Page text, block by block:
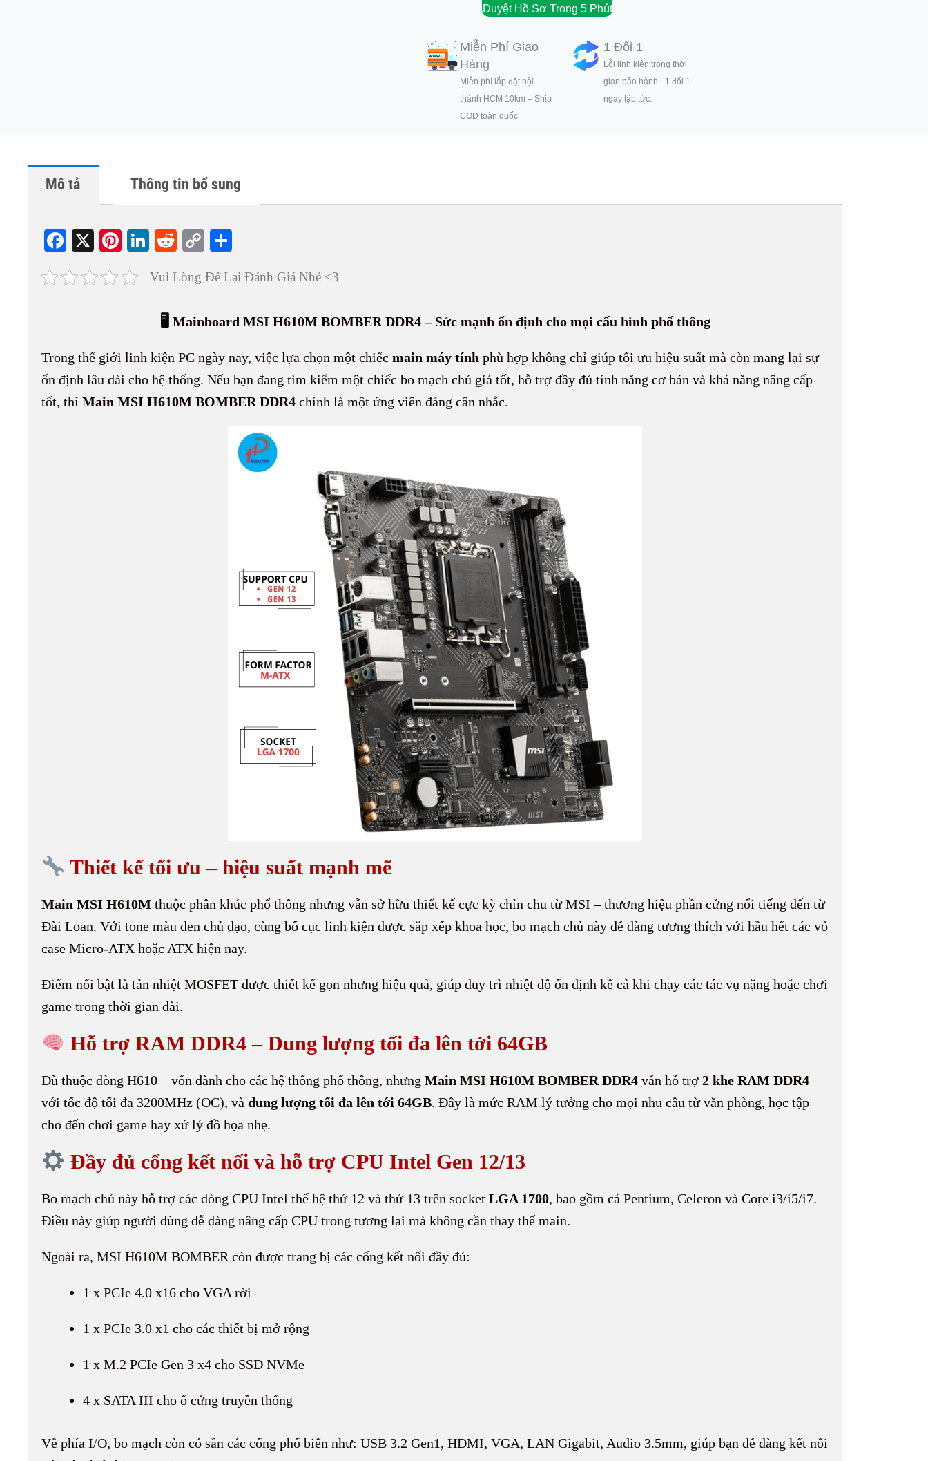
Duyệt Hồ Sơ Trong 5 Phút
Miễn Phí Giao
Hàng
Miễn phí lắp đặt nội
thành HCM 10km – Ship
COD toàn quốc
1 Đổi 1
Lỗi linh kiện trong thời
gian bảo hành - 1 đổi 1
ngay lập tức.
Mô tả Thông tin bổ sung
Fa
ce
bo
X
Pi
nt
er
Li
ed
In
R
di
C
y
nk
re
Vui Lòng Để Lại Đánh Giá Nhé <3
🖥 Mainboard MSI H610M BOMBER DDR4 – Sức mạnh ổn định cho mọi cấu hình phổ thông
Trong thế giới linh kiện PC ngày nay, việc lựa chọn một chiếc main máy tính phù hợp không chỉ giúp tối ưu hiệu suất mà còn mang lại sự
ổn định lâu dài cho hệ thống. Nếu bạn đang tìm kiếm một chiếc bo mạch chủ giá tốt, hỗ trợ đầy đủ tính năng cơ bản và khả năng nâng cấp
tốt, thì Main MSI H610M BOMBER DDR4 chính là một ứng viên đáng cân nhắc.
Thiết kế tối ưu – hiệu suất mạnh mẽ
Main MSI H610M thuộc phân khúc phổ thông nhưng vẫn sở hữu thiết kế cực kỳ chỉn chu từ MSI – thương hiệu phần cứng nổi tiếng đến từ
Đài Loan. Với tone màu đen chủ đạo, cùng bố cục linh kiện được sắp xếp khoa học, bo mạch chủ này dễ dàng tương thích với hầu hết các vỏ
case Micro-ATX hoặc ATX hiện nay.
Điểm nổi bật là tản nhiệt MOSFET được thiết kế gọn nhưng hiệu quả, giúp duy trì nhiệt độ ổn định kể cả khi chạy các tác vụ nặng hoặc chơi
game trong thời gian dài.
Hỗ trợ RAM DDR4 – Dung lượng tối đa lên tới 64GB
Dù thuộc dòng H610 – vốn dành cho các hệ thống phổ thông, nhưng Main MSI H610M BOMBER DDR4 vẫn hỗ trợ 2 khe RAM DDR4
với tốc độ tối đa 3200MHz (OC), và dung lượng tối đa lên tới 64GB. Đây là mức RAM lý tưởng cho mọi nhu cầu từ văn phòng, học tập
cho đến chơi game hay xử lý đồ họa nhẹ.
Đầy đủ cổng kết nối và hỗ trợ CPU Intel Gen 12/13
Bo mạch chủ này hỗ trợ các dòng CPU Intel thế hệ thứ 12 và thứ 13 trên socket LGA 1700, bao gồm cả Pentium, Celeron và Core i3/i5/i7.
Điều này giúp người dùng dễ dàng nâng cấp CPU trong tương lai mà không cần thay thế main.
Ngoài ra, MSI H610M BOMBER còn được trang bị các cổng kết nối đầy đủ:
1 x PCIe 4.0 x16 cho VGA rời
1 x PCIe 3.0 x1 cho các thiết bị mở rộng
1 x M.2 PCIe Gen 3 x4 cho SSD NVMe
4 x SATA III cho ổ cứng truyền thống
Về phía I/O, bo mạch còn có sẵn các cổng phổ biến như: USB 3.2 Gen1, HDMI, VGA, LAN Gigabit, Audio 3.5mm, giúp bạn dễ dàng kết nối